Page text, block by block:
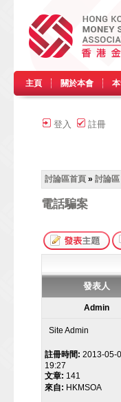
主頁 關於本會
登入 註冊
討論區首頁 » 討論區
電話騙案
發表人
Admin
Site Admin
註冊時間: 2013-05-
19:27
文章: 141
來自: HKMSOA